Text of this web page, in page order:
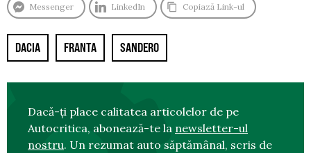
Messenger LinkedIn Copiază Link-ul
DACIA FRANTA SANDERO
Dacă-ți place calitatea articolelor de pe
Autocritica, abonează-te la newsletter-ul
nostru. Un rezumat auto săptămânal, scris de